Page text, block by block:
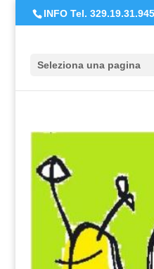
INFO Tel. 329.19.31.945
Seleziona una pagina